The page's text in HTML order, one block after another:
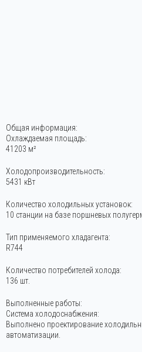
Общая информация:
Охлаждаемая площадь:
41203 м²
Холодопроизводительность:
5431 кВт
Количество холодильных установок:
10 станции на базе поршневых
Тип применяемого хладагента:
R744
Количество потребителей холода:
136 шт.
Выполненные работы:
Система холодоснабжения:
Выполнено проектирование
автоматизации.